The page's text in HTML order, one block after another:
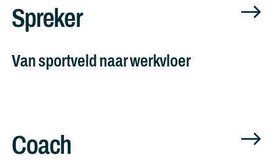
Spreker
Van sportveld naar werkvloer
Coach